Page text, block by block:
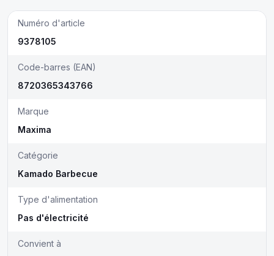
Numéro d'article
9378105
Code-barres (EAN)
8720365343766
Marque
Maxima
Catégorie
Kamado Barbecue
Type d'alimentation
Pas d'électricité
Convient à